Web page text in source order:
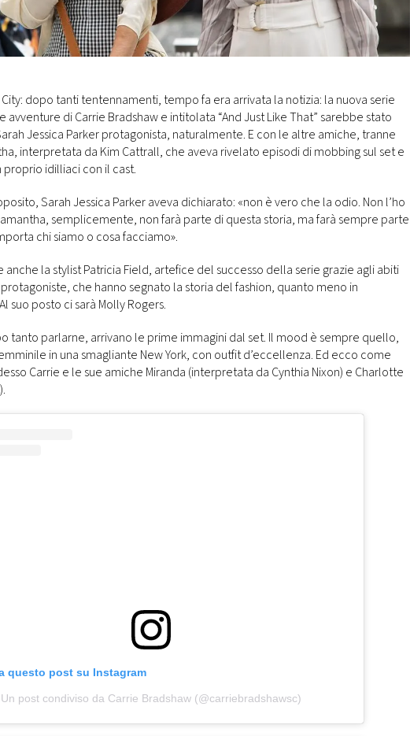
dopo tanti tentennamenti, tempo fa era arrivata la notizia: la nuova serie
avventure di Carrie Bradshaw e intitolata “And Just Like That” sarebbe stato
Jessica Parker protagonista, naturalmente. E con le altre amiche, tranne
interpretata da Kim Cattrall, che aveva rivelato episodi di mobbing sul set e
idilliaci con il cast.
Sarah Jessica Parker aveva dichiarato: «non è vero che la odio. Non l’ho
semplicemente, non farà parte di questa storia, ma farà sempre parte
chi siamo o cosa facciamo».
anche la stylist Patricia Field, artefice del successo della serie grazie agli abiti
che hanno segnato la storia del fashion, quanto meno in
suo posto ci sarà Molly Rogers.
tanto parlarne, arrivano le prime immagini dal set. Il mood è sempre quello,
in una smagliante New York, con outfit d’eccellenza. Ed ecco come
Carrie e le sue amiche Miranda (interpretata da Cynthia Nixon) e Charlotte
questo post su Instagram
Un post condiviso da Carrie Bradshaw (@carriebradshawsc)